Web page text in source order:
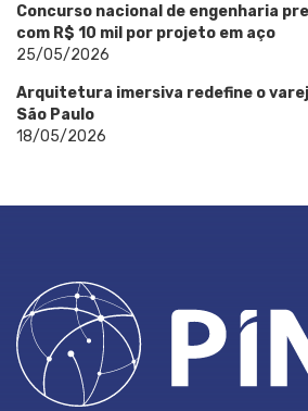
Concurso nacional de engenharia
com R$ 10 mil por projeto em aço
25/05/2026
Arquitetura imersiva redefine o
São Paulo
18/05/2026